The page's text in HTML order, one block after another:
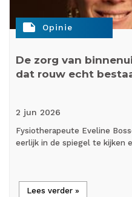
note Opinie
De zorg van
dat rouw echt
2 jun 2026
Fysiotherapeute Eveline
eerlijk in de spiegel te kijken
Lees verder »